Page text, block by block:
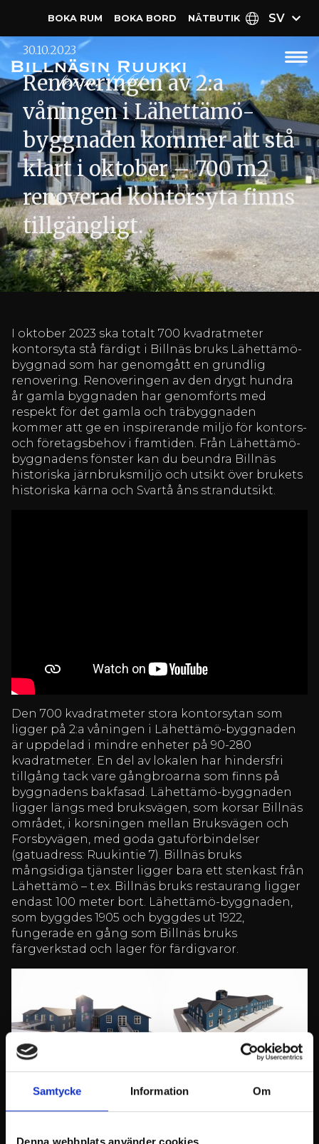
Samtycke Information Om
BOKA RUM BOKA BORD NÄT­BUTIK SV
30.10.2023
Renoveringen av 2:a
våningen i Lähettämö-
byggnaden kommer att stå
klart i oktober – 700 m2
renoverad kontorsyta finns
tillgängligt.
I oktober 2023 ska totalt 700 kvadratmeter
kontorsyta stå färdigt i Billnäs bruks Lähettämö-
byggnad som har genomgått en grundlig
renovering. Renoveringen av den drygt hundra
år gamla byggnaden har genomförts med
respekt för det gamla och träbyggnaden
kommer att ge en inspirerande miljö för kontors-
och företagsbehov i framtiden. Från Lähettämö-
byggnadens fönster kan du beundra Billnäs
historiska järnbruksmiljö och utsikt över brukets
historiska kärna och Svartå åns strandutsikt.
Den 700 kvadratmeter stora kontorsytan som
ligger på 2:a våningen i Lähettämö-byggnaden
är uppdelad i mindre enheter på 90-280
kvadratmeter. En del av lokalen har hindersfri
tillgång tack vare gångbroarna som finns på
byggnadens bakfasad. Lähettämö-byggnaden
ligger längs med bruksvägen, som korsar Billnäs
området, i korsningen mellan Bruksvägen och
Forsbyvägen, med goda gatuförbindelser
(gatuadress: Ruukintie 7). Billnäs bruks
mångsidiga tjänster ligger bara ett stenkast från
Lähettämö – t.ex. Billnäs bruks restaurang ligger
endast 100 meter bort. Lähettämö-byggnaden,
som byggdes 1905 och byggdes ut 1922,
fungerade en gång som Billnäs bruks
färgverkstad och lager för färdigvaror.
samtidigt har den även fått en ny tillbyggnad.